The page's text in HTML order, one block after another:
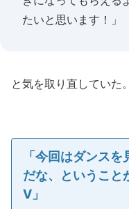
たいと思います！」
と気を取り直していた。
「今回はダンス
だな、ということ
V」